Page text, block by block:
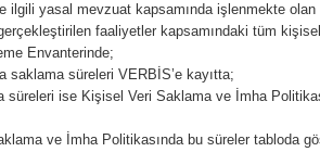
ilgili yasal mevzuat kapsamında işlenmekte
faaliyetler kapsamındaki tüm
Envanterinde;
saklama süreleri VERBİS’e kayıtta;
süreleri ise Kişisel Veri Saklama ve İmha
ve İmha Politikasında bu süreler tabloda